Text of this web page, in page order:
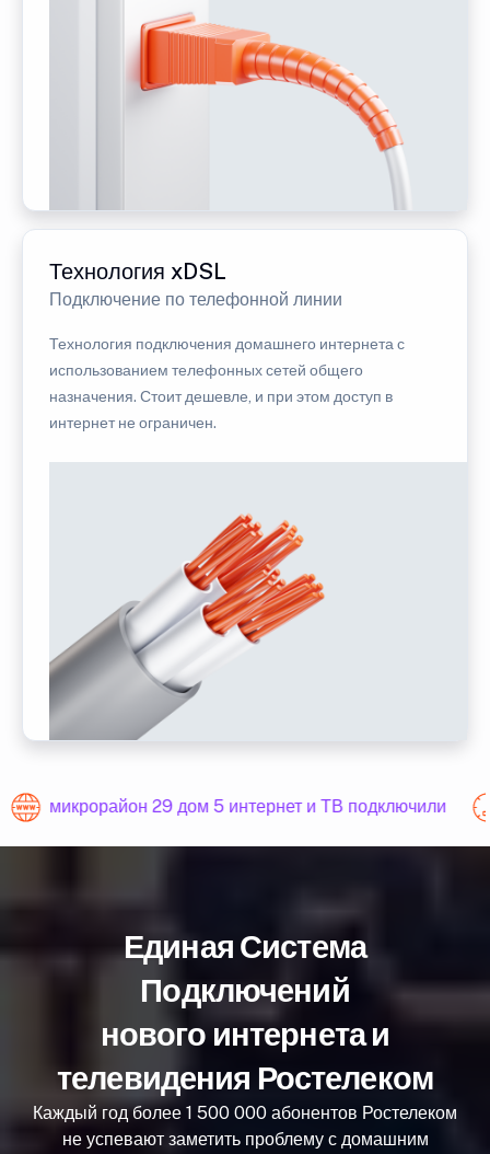
Технология xDSL
Подключение по телефонной линии
Технология подключения домашнего интернета с
использованием телефонных сетей общего
назначения. Стоит дешевле, и при этом доступ в
интернет не ограничен.
микрорайон 29 дом 5 интернет и ТВ подключили
Единая Система
Подключений
нового интернета и
телевидения Ростелеком
Каждый год более 1 500 000 абонентов Ростелеком
не успевают заметить проблему с домашним